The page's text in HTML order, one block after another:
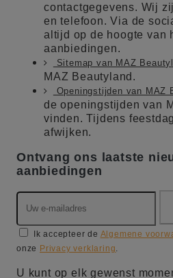
contactgegevens. Wij
en telefoon. Via de
altijd op de hoogte van
aanbiedingen.
Sitemap van MAZ
MAZ Beautyland.
Openingstijden van MAZ
de openingstijden van
vinden. Tijdens
afwijken.
Ontvang ons laatste
aanbiedingen
Ik accepteer de Algemene
onze Privacy verklaring.
U kunt op elk gewenst